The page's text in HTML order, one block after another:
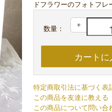
ドフラワーのフォトフレ
数量： +
特定商取引法に基づく表
この商品を友達に教える
この商品について問い合